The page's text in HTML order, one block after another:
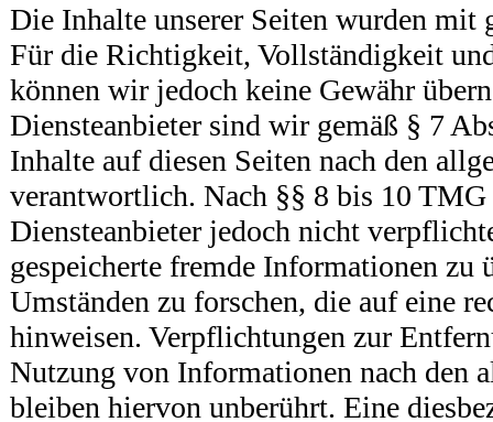
Die Inhalte unserer Seiten wurden mit
Für die Richtigkeit, Vollständigkeit
können wir jedoch keine Gewähr
Diensteanbieter sind wir gemäß § 7
Inhalte auf diesen Seiten nach den
verantwortlich. Nach §§ 8 bis 10
Diensteanbieter jedoch nicht
gespeicherte fremde Informationen zu
Umständen zu forschen, die auf eine
hinweisen. Verpflichtungen zur
Nutzung von Informationen nach den
bleiben hiervon unberührt. Eine